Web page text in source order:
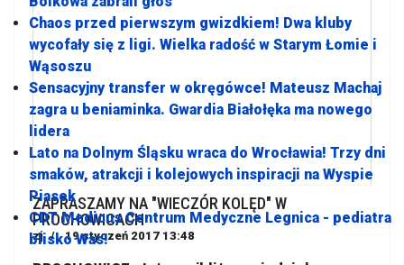
ZAPRASZAMY NA "WIECZÓR KOLĘD" W
PROCHOWICACH
zj 19 styczeń 2017 13:48
Chaos przed pierwszym gwizdkiem! Dwa kluby
wycofały się z ligi. Wielka radość w Starym Łomie i
Wąsoszu
Sensacyjny transfer w okręgówce! Mateusz Machaj
zagra u beniaminka. Gwardia Białołęka ma nowego
lidera
Lato na Dolnym Śląsku wraca do Wrocławia! Trzy dni
smaków, atrakcji i kolejowych inspiracji na Wyspie
Piasek
CDT Medicus Centrum Medyczne Legnica - pediatra
blisko Was!